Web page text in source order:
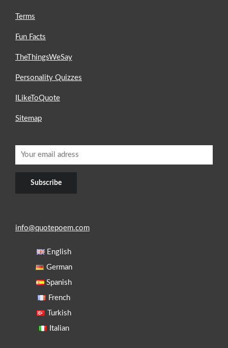
Terms
Fun Facts
TheThingsWeSay
Personality Quizzes
ILikeToQuote
Sitemap
info@quotepoem.com
English
German
Spanish
French
Turkish
Italian